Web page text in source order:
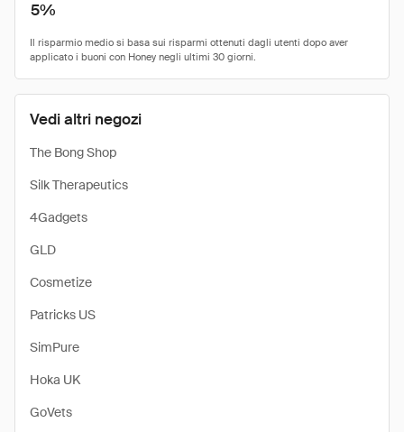
Vedi altri negozi
The Bong Shop
Silk Therapeutics
4Gadgets
GLD
Cosmetize
Patricks US
SimPure
Hoka UK
GoVets
5%